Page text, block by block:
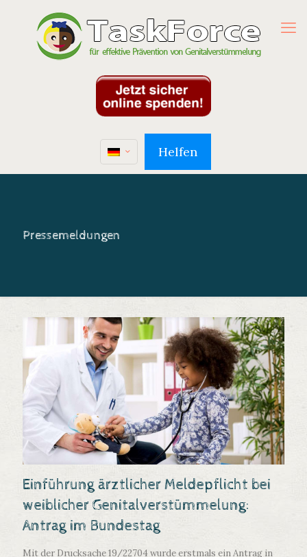
Helfen
Pressemeldungen
Einführung ärztlicher Meldepflicht bei
weiblicher Genitalverstümmelung:
Antrag im Bundestag
Mit der Drucksache 19/22704 wurde erstmals ein Antrag in